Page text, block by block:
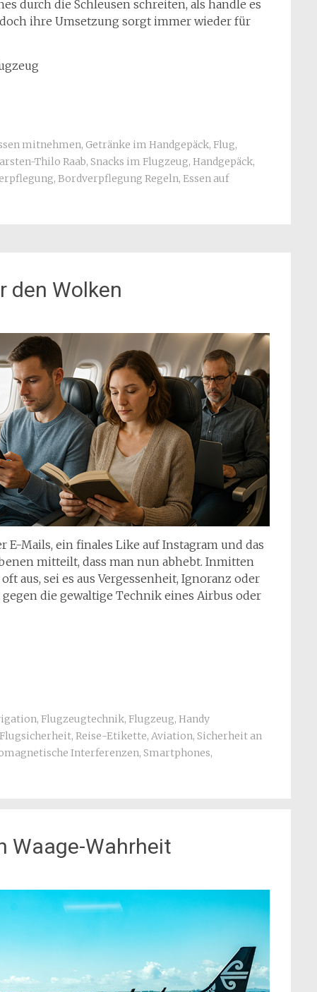
durch die Schleusen schreiten, als handle es
ihre Umsetzung sorgt immer wieder für
mitnehmen, Getränke im Handgepäck, Flug,
Thilo Raab, Snacks im Flugzeug, Handgepäck,
, Bordverpflegung Regeln, Essen auf
den Wolken
Mails, ein finales Like auf Instagram und das
mitteilt, dass man nun abhebt. Inmitten
aus, sei es aus Vergessenheit, Ignoranz oder
die gewaltige Technik eines Airbus oder
, Flugzeugtechnik, Flugzeug, Handy
Flugsicherheit, Reise-Etikette, Aviation, Sicherheit an
Interferenzen, Smartphones,
Waage-Wahrheit